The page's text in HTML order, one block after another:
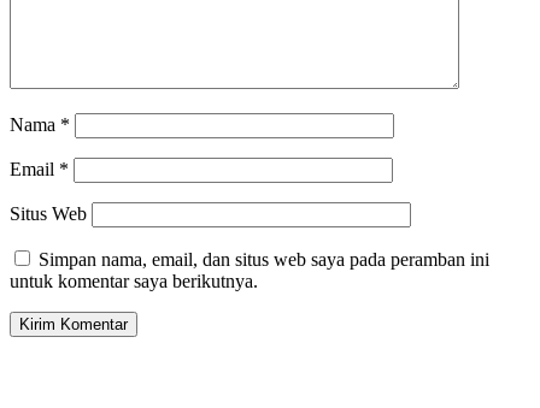
Nama *
Email *
Situs Web
Simpan nama, email, dan situs web saya pada peramban ini
untuk komentar saya berikutnya.